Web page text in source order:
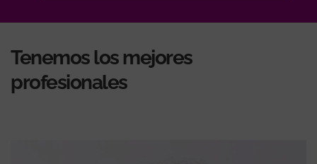
Tenemos los mejores
profesionales